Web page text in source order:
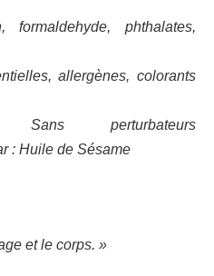
formaldehyde, phthalates,
allergènes, colorants
Sans perturbateurs
: Huile de Sésame
et le corps. »